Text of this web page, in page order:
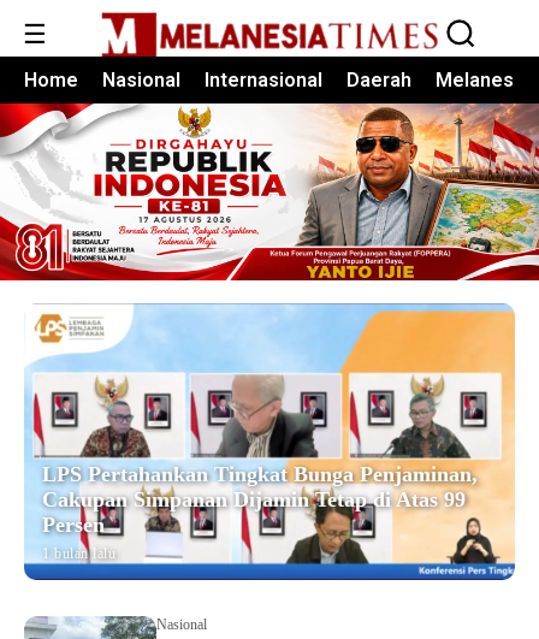
☰
Home Nasional Internasional Daerah Melanesia
LPS Pertahankan Tingkat Bunga Penjaminan,
Cakupan Simpanan Dijamin Tetap di Atas 99
Persen
1 bulan lalu
Nasional